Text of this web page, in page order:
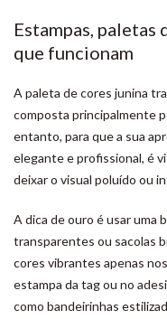
Estampas, paletas
que funcionam
A paleta de cores junina
composta principalmente
entanto, para que a sua
elegante e profissional, é
deixar o visual poluído ou
A dica de ouro é usar uma
transparentes ou sacolas
cores vibrantes apenas
estampa da tag ou no
como bandeirinhas